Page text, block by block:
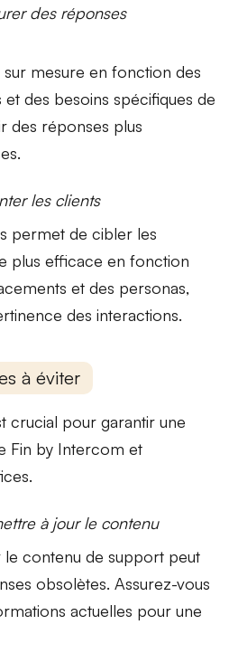
des réponses
mesure en fonction des
des besoins spécifiques de
des réponses plus
les clients
permet de cibler les
plus efficace en fonction
et des personas,
des interactions.
à éviter
crucial pour garantir une
Fin by Intercom et
à jour le contenu
le contenu de support peut
obsolètes. Assurez-vous
actuelles pour une